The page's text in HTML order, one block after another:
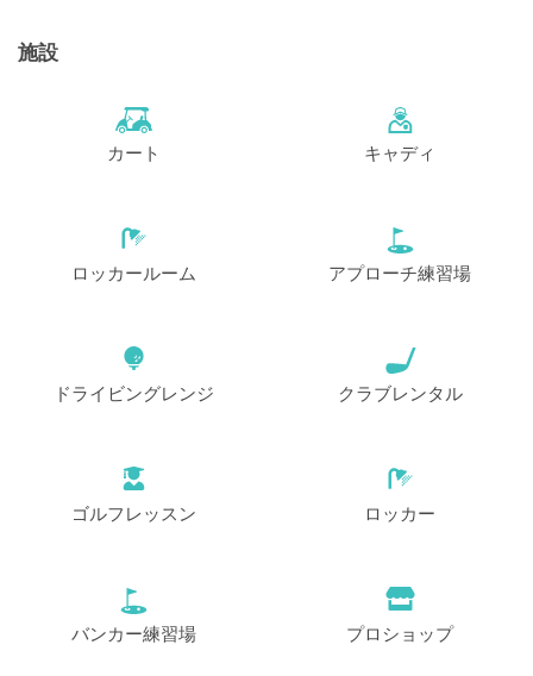
施設
カート キャディ
ロッカールーム アプローチ練習場
ドライビングレンジ クラブレンタル
ゴルフレッスン ロッカー
バンカー練習場 プロショップ